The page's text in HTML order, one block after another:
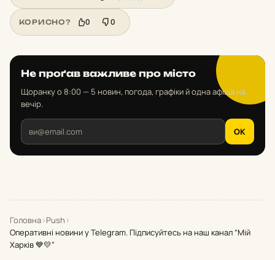
КОРИСНО? 0 0
Не проґав важливе про місто
Щоранку о 8:00 — 5 новин, погода, графіки й одна афіша на
вечір.
OK
Головна›Push ›
Оперативні новини у Telegram. Підписуйтесь на наш канал “Мій
Харків 💙💛”